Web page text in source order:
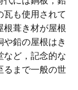
瓦も使用されて
根葺き材が屋根
鉛の屋根はき
など，記念的な
るまで一般の世